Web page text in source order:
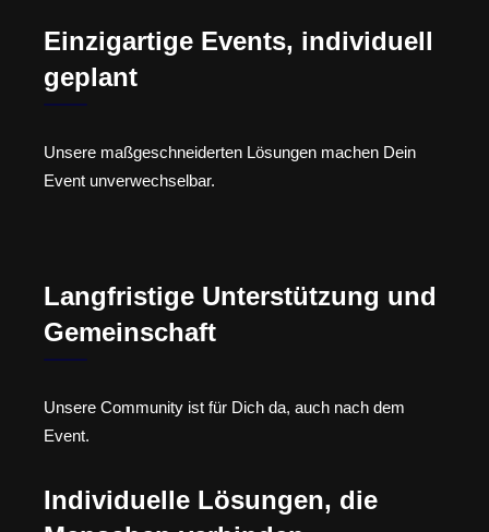
Einzigartige Events, individuell
geplant
Unsere maßgeschneiderten Lösungen machen Dein
Event unverwechselbar.
Langfristige Unterstützung und
Gemeinschaft
Unsere Community ist für Dich da, auch nach dem
Event.
Individuelle Lösungen, die